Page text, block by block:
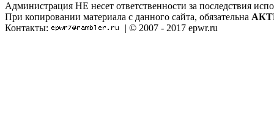
Администрация НЕ несет ответственности за последствия
При копировании материала с данного сайта, обязательна
Контакты:
| © 2007 - 2017 epwr.ru